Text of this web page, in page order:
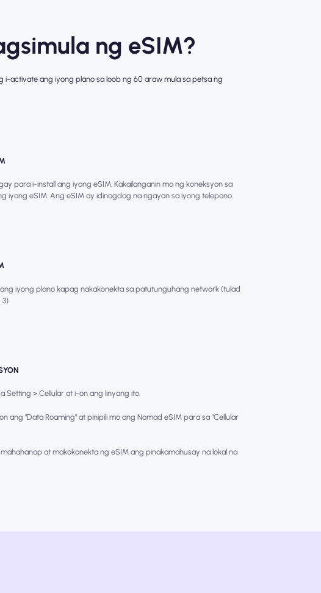
ng eSIM?
i-activate ang iyong plano sa loob ng 60 araw mula sa petsa ng
para i-install ang iyong eSIM. Kakailanganin mo ng koneksyon sa
iyong eSIM. Ang eSIM ay idinagdag na ngayon sa iyong telepono.
iyong plano kapag nakakonekta sa patutunguhang network (tulad
Setting > Cellular at i-on ang linyang ito.
ang "Data Roaming" at pinipili mo ang Nomad eSIM para sa "Cellular
at makokonekta ng eSIM ang pinakamahusay na lokal na